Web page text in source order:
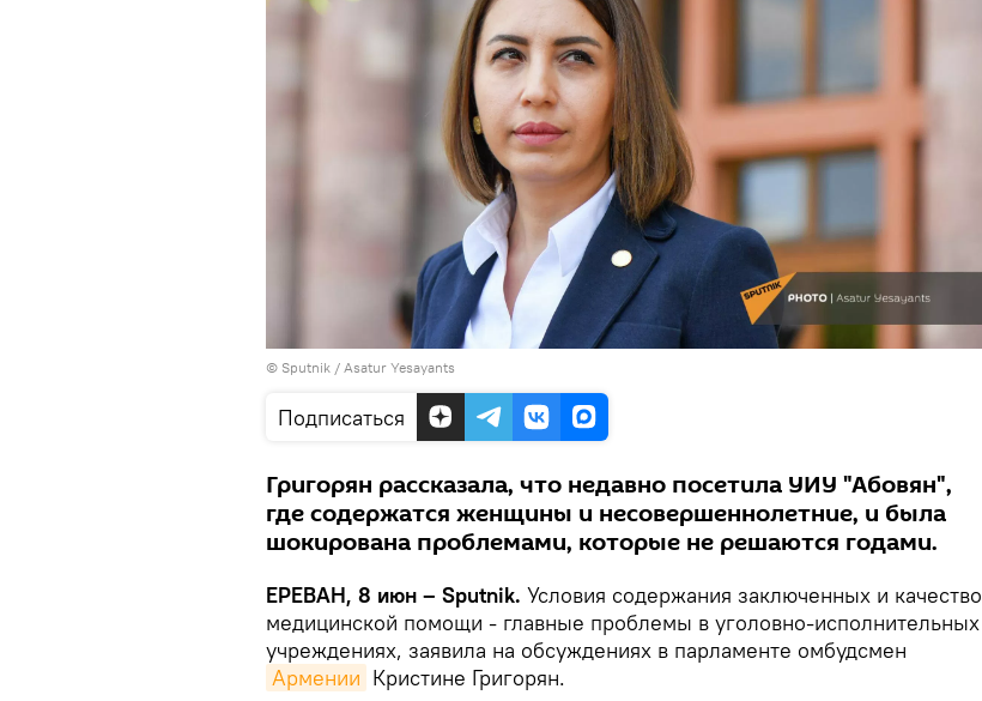
© Sputnik / Asatur Yesayants
Подписаться
Григорян рассказала, что недавно посетила УИУ "Абовян",
где содержатся женщины и несовершеннолетние, и была
шокирована проблемами, которые не решаются годами.
ЕРЕВАН, 8 июн – Sputnik. Условия содержания заключенных и качество
медицинской помощи - главные проблемы в уголовно-исполнительных
учреждениях, заявила на обсуждениях в парламенте омбудсмен
Армении Кристине Григорян.